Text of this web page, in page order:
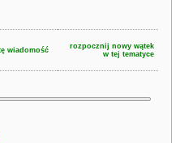
wiadomość
rozpocznij nowy wątek
w tej tematyce